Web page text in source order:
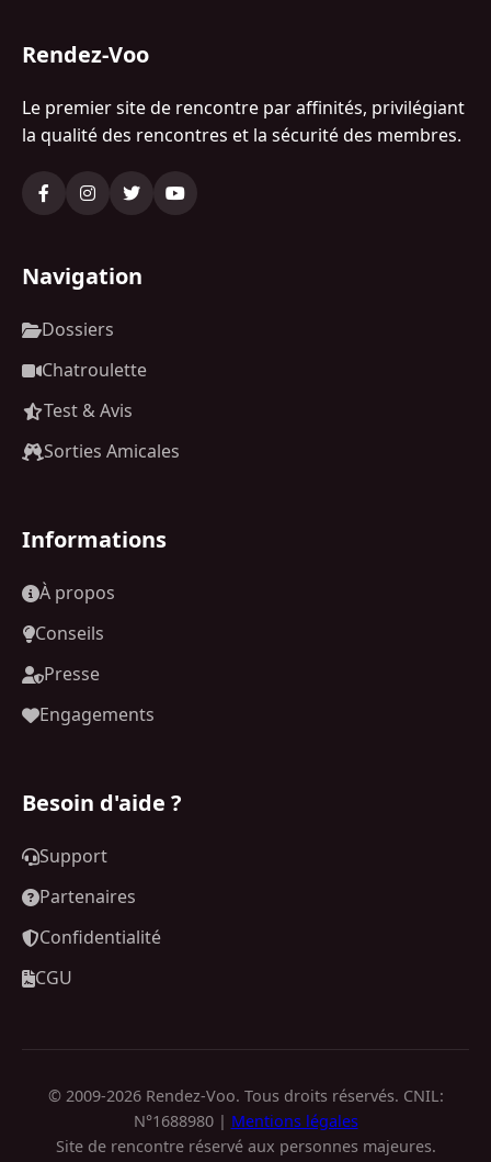
Rendez-Voo
Le premier site de rencontre par affinités, privilégiant
la qualité des rencontres et la sécurité des membres.
Navigation
Dossiers
Chatroulette
Test & Avis
Sorties Amicales
Informations
À propos
Conseils
Presse
Engagements
Besoin d'aide ?
Support
Partenaires
Confidentialité
CGU
© 2009-2026 Rendez-Voo. Tous droits réservés. CNIL:
N°1688980 | Mentions légales
Site de rencontre réservé aux personnes majeures.